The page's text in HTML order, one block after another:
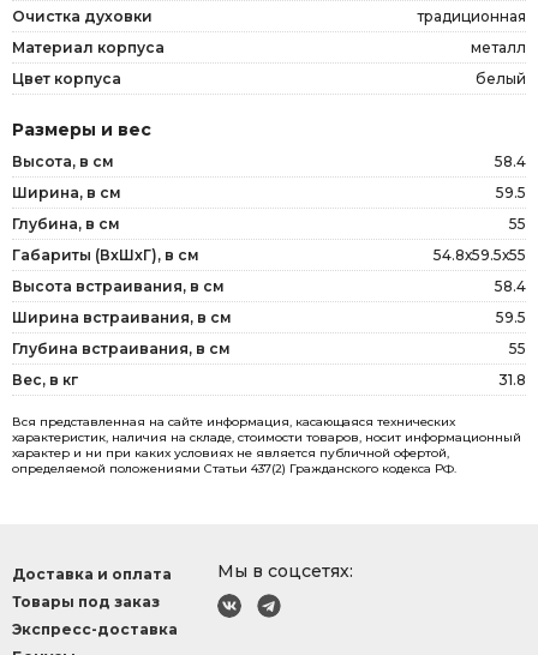
Очистка духовки
традиционная
Материал корпуса
металл
Цвет корпуса
белый
Размеры и вес
Высота, в см
58.4
Ширина, в см
59.5
Глубина, в см
55
Габариты (ВxШxГ), в см
54.8х59.5х55
Высота встраивания, в см
58.4
Ширина встраивания, в см
59.5
Глубина встраивания, в см
55
Вес, в кг
31.8
Вся представленная на сайте информация, касающаяся технических
характеристик, наличия на складе, стоимости товаров, носит информационный
характер и ни при каких условиях не является публичной офертой,
определяемой положениями Статьи 437(2) Гражданского кодекса РФ.
Мы в соцсетях:
Доставка и оплата
Товары под заказ
Экспресс-доставка